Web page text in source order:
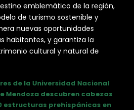
emblemático de la región,
de turismo sostenible y
nuevas oportunidades
habitantes, y garantiza la
cultural y natural de
de la Universidad Nacional
Mendoza descubren cabezas
estructuras prehispánicas en